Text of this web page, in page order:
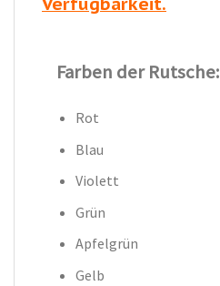
Farben der Rutsche:
Rot
Blau
Violett
Grün
Apfelgrün
Gelb